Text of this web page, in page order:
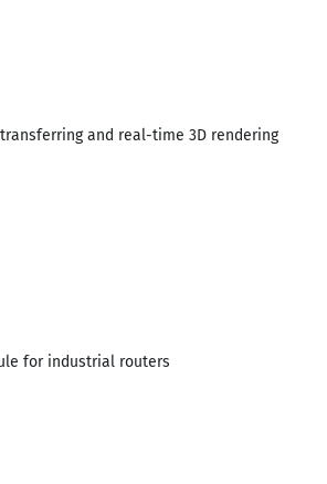
and real-time 3D rendering
for industrial routers